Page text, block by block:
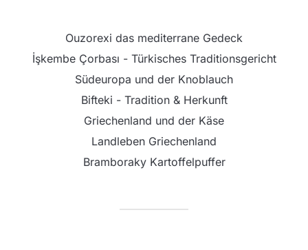
Ouzorexi das mediterrane Gedeck
İşkembe Çorbası - Türkisches Traditionsgericht
Südeuropa und der Knoblauch
Bifteki - Tradition & Herkunft
Griechenland und der Käse
Landleben Griechenland
Bramboraky Kartoffelpuffer